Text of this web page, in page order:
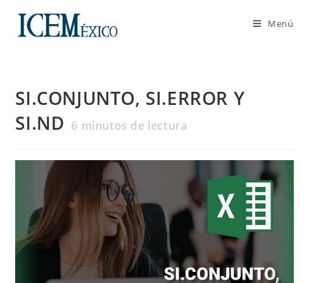
Menú
SI.CONJUNTO, SI.ERROR Y
SI.ND 6 minutos de lectura